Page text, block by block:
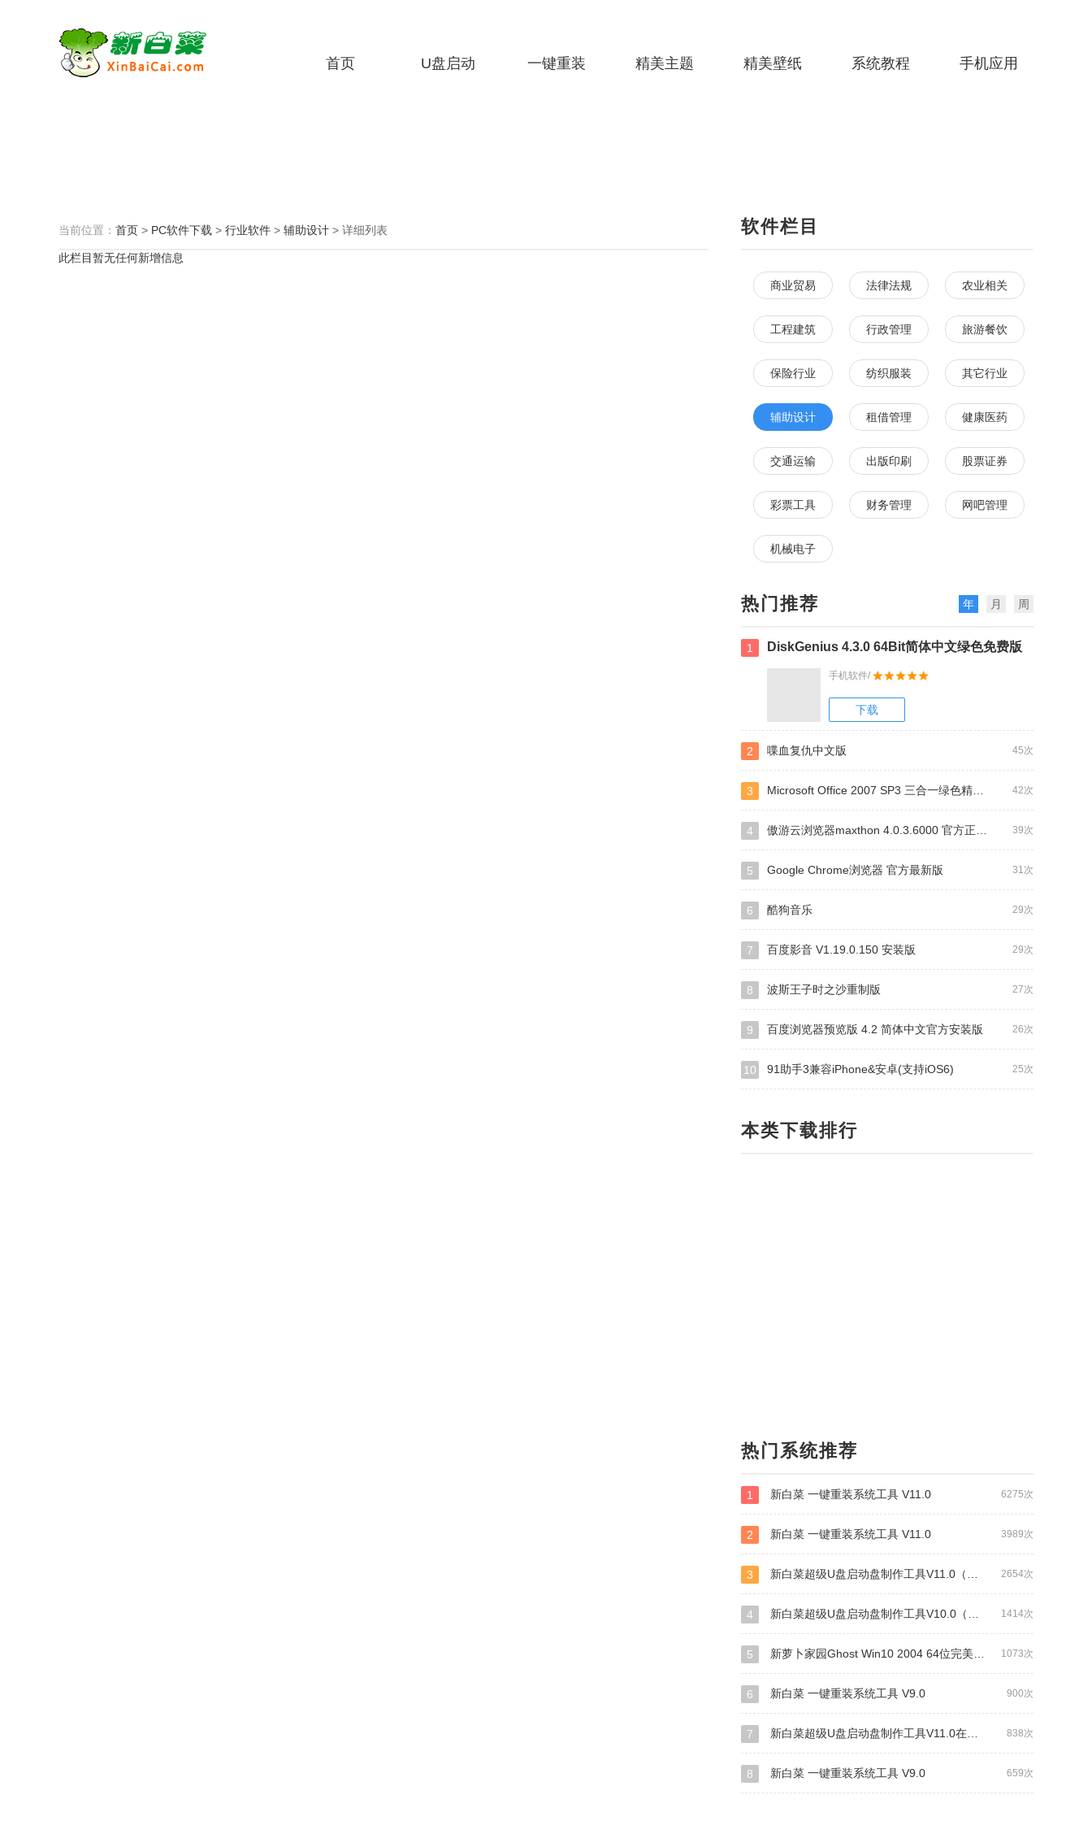
首页 U盘启动 一键重装 精美主题 精美壁纸 系统教程 手机应用
当前位置： 首页 > PC软件下载 > 行业软件 > 辅助设计 > 详细列表
此栏目暂无任何新增信息
软件栏目
商业贸易 法律法规 农业相关
工程建筑 行政管理 旅游餐饮
保险行业 纺织服装 其它行业
辅助设计 租借管理 健康医药
交通运输 出版印刷 股票证券
彩票工具 财务管理 网吧管理
机械电子
热门推荐 年 月 周
1 DiskGenius 4.3.0 64Bit简体中文绿色免费版
手机软件/
下载
45次
2 喋血复仇中文版
42次
3 Microsoft Office 2007 SP3 三合一绿色精简版
39次
4 傲游云浏览器maxthon 4.0.3.6000 官方正式版
31次
5 Google Chrome浏览器 官方最新版
29次
6 酷狗音乐
29次
7 百度影音 V1.19.0.150 安装版
27次
8 波斯王子时之沙重制版
26次
9 百度浏览器预览版 4.2 简体中文官方安装版
25次
10 91助手3兼容iPhone&安卓(支持iOS6)
本类下载排行
热门系统推荐
6275次
1 新白菜 一键重装系统工具 V11.0
3989次
2 新白菜 一键重装系统工具 V11.0
2654次
3 新白菜超级U盘启动盘制作工具V11.0（装机+UEFI网络版）
1414次
4 新白菜超级U盘启动盘制作工具V10.0（自由装机版）
1073次
5 新萝卜家园Ghost Win10 2004 64位完美专业版
900次
6 新白菜 一键重装系统工具 V9.0
838次
7 新白菜超级U盘启动盘制作工具V11.0在线安装（UEFI版+装机版）
659次
8 新白菜 一键重装系统工具 V9.0